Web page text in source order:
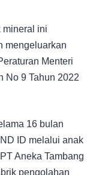
mineral ini
mengeluarkan
Menteri
No 9 Tahun 2022
16 bulan
ID melalui anak
Aneka Tambang
pengolahan